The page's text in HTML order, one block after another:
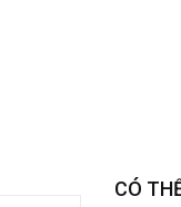
CÓ